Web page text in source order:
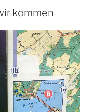
kommen